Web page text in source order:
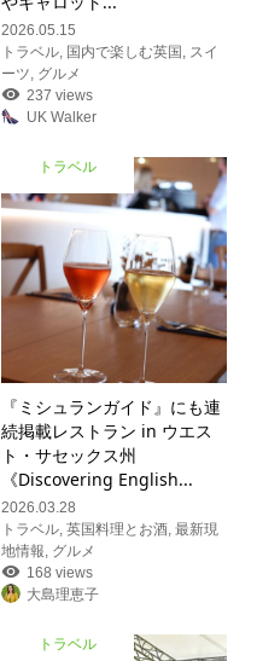
2026.05.15
トラベル, 国内で楽しむ英国 , スイ
ーツ, グルメ
237 views
UK Walker
トラベル
『ミシュランガイド』にも連
続掲載レストラン in ウエス
ト・サセックス州
《Discovering English...
2026.03.28
トラベル ,英国料理とお酒 ,最新現
地情報 グルメ
168 views
大島理恵子
トラベル